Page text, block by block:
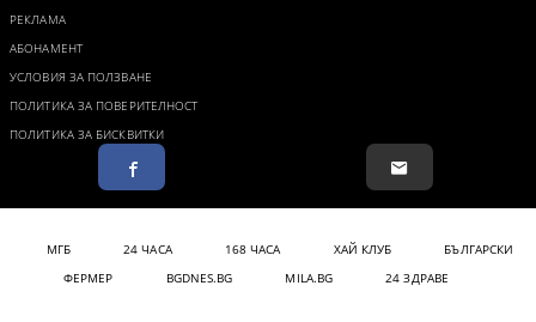
РЕКЛАМА
АБОНАМЕНТ
УСЛОВИЯ ЗА ПОЛЗВАНЕ
ПОЛИТИКА ЗА ПОВЕРИТЕЛНОСТ
ПОЛИТИКА ЗА БИСКВИТКИ
МГБ 24 ЧАСА 168 ЧАСА ХАЙ КЛУБ
БЪЛГАРСКИ
ФЕРМЕР
BGDNES.BG MILA.BG 24 ЗДРАВЕ